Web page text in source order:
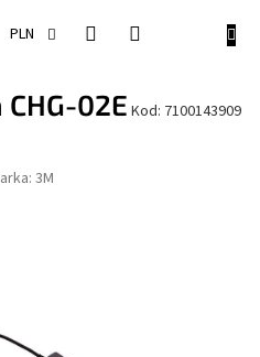
PLN
02E Kod: 7100143909
3M